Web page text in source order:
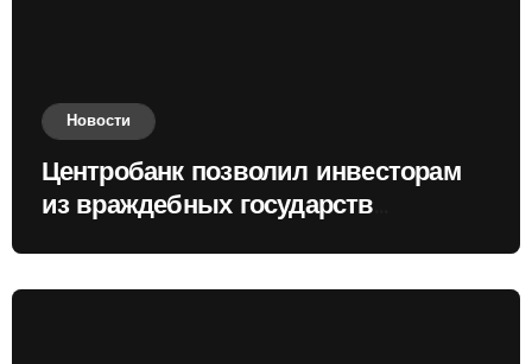
Новости
Центробанк позволил инвесторам
из враждебных государств